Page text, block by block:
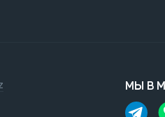
МЫ В